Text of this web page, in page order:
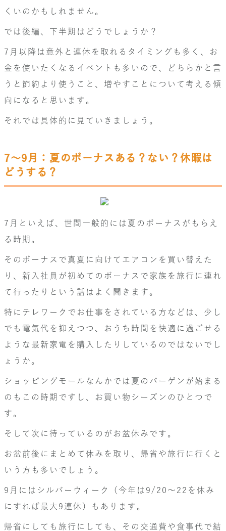
くいのかもしれません。
では後編、下半期はどうでしょうか？
7月以降は意外と連休を取れるタイミングも多く、お
金を使いたくなるイベントも多いので、どちらかと言
うと節約より使うこと、増やすことについて考える傾
向になると思います。
それでは具体的に見ていきましょう。
7～9月：夏のボーナスある？ない？休暇は
どうする？
7月といえば、世間一般的には夏のボーナスがもらえ
る時期。
そのボーナスで真夏に向けてエアコンを買い替えた
り、新入社員が初めてのボーナスで家族を旅行に連れ
て行ったりという話はよく聞きます。
特にテレワークでお仕事をされている方などは、少し
でも電気代を抑えつつ、おうち時間を快適に過ごせる
ような最新家電を購入したりしているのではないでし
ょうか。
ショッピングモールなんかでは夏のバーゲンが始まる
のもこの時期ですし、お買い物シーズンのひとつで
す。
そして次に待っているのがお盆休みです。
お盆前後にまとめて休みを取り、帰省や旅行に行くと
いう方も多いでしょう。
9月にはシルバーウィーク（今年は9/20～22を休み
にすれば最大9連休）もあります。
帰省にしても旅行にしても、その交通費や食事代で結